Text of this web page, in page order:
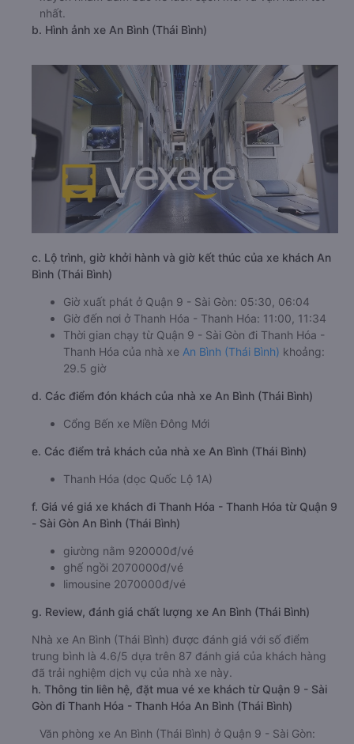
nhất.
b. Hình ảnh xe An Bình (Thái Bình)
c. Lộ trình, giờ khởi hành và giờ kết thúc của xe khách An
Bình (Thái Bình)
Giờ xuất phát ở Quận 9 - Sài Gòn: 05:30, 06:04
Giờ đến nơi ở Thanh Hóa - Thanh Hóa: 11:00, 11:34
Thời gian chạy từ Quận 9 - Sài Gòn đi Thanh Hóa -
Thanh Hóa của nhà xe An Bình (Thái Bình) khoảng:
29.5 giờ
d. Các điểm đón khách của nhà xe An Bình (Thái Bình)
Cổng Bến xe Miền Đông Mới
e. Các điểm trả khách của nhà xe An Bình (Thái Bình)
Thanh Hóa (dọc Quốc Lộ 1A)
f. Giá vé giá xe khách đi Thanh Hóa - Thanh Hóa từ Quận 9
- Sài Gòn An Bình (Thái Bình)
giường nằm 920000đ/vé
ghế ngồi 2070000đ/vé
limousine 2070000đ/vé
g. Review, đánh giá chất lượng xe An Bình (Thái Bình)
Nhà xe An Bình (Thái Bình) được đánh giá với số điểm
trung bình là 4.6/5 dựa trên 87 đánh giá của khách hàng
đã trải nghiệm dịch vụ của nhà xe này.
h. Thông tin liên hệ, đặt mua vé xe khách từ Quận 9 - Sài
Gòn đi Thanh Hóa - Thanh Hóa An Bình (Thái Bình)
Văn phòng xe An Bình (Thái Bình) ở Quận 9 - Sài Gòn: